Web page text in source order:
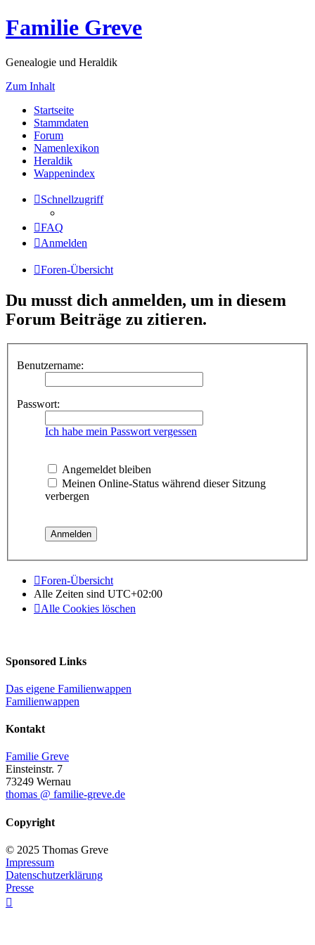
Familie Greve
Genealogie und Heraldik
Zum Inhalt
Startseite
Stammdaten
Forum
Namenlexikon
Heraldik
Wappenindex
Schnellzugriff
FAQ
Anmelden
Foren-Übersicht
Du musst dich anmelden, um in diesem
Forum Beiträge zu zitieren.
Benutzername:
Passwort:
Ich habe mein Passwort vergessen
Angemeldet bleiben
Meinen Online-Status während dieser Sitzung
verbergen
Foren-Übersicht
Alle Zeiten sind UTC+02:00
Alle Cookies löschen
Sponsored Links
Das eigene Familienwappen
Familienwappen
Kontakt
Familie Greve
Einsteinstr. 7
73249 Wernau
thomas @ familie-greve.de
Copyright
© 2025 Thomas Greve
Impressum
Datenschutzerklärung
Presse